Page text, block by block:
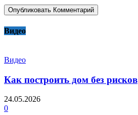
Видео
Видео
Как построить дом без рисков
24.05.2026
0